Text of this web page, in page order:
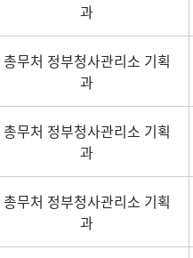
과
총무처 정부청사관리소 기획
과
총무처 정부청사관리소 기획
과
총무처 정부청사관리소 기획
과